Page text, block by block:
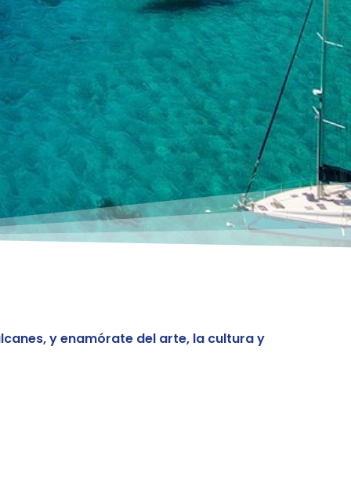
y enamórate del arte, la cultura y